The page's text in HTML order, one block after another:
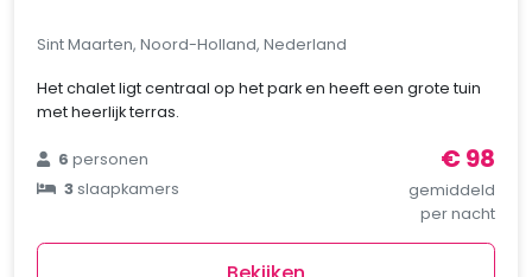
Sint Maarten, Noord-Holland, Nederland
Het chalet ligt centraal op het park en heeft een grote tuin
met heerlijk terras.
6personen
3slaapkamers
€ 98
gemiddeld
per nacht